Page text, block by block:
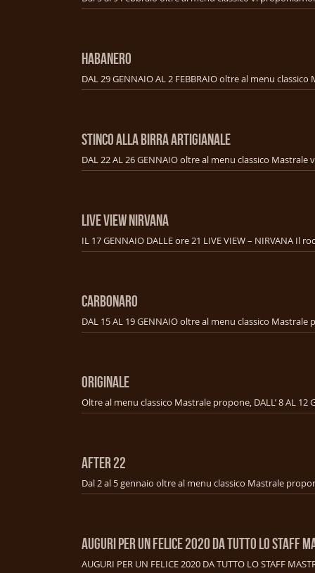
HABANERO
STINCO ALLA BIRRA ARTIGIANALE
LIVE VIEW NIRVANA
CARBONARO
ORIGINALE
AFTER 22
AUGURI PER UN FELICE 2020 DA TUTTO LO STAFF
AUGURI PER UN FELICE 2020 DA TUTTO LO STAFF